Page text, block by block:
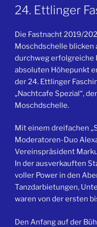
AM
24. Ettlinger
Die Fastnacht 2019/
Moschdschelle blicken
durchweg erfolgreiche
absoluten Höhepunkt
der 24. Ettlinger
„Nachtcafe Spezial“,
Moschdschelle.
Mit einem dreifachen
Moderatoren-Duo
Vereinspräsident
In der ausverkauften
voller Power in den
Tanzdarbietungen,
waren von der ersten
Den Anfang auf der